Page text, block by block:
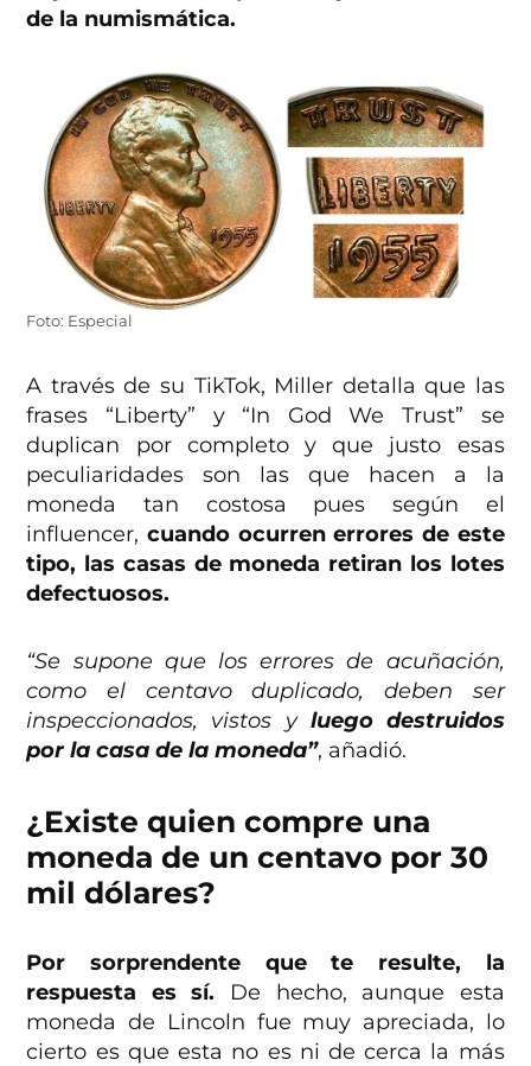
de la numismática.
Foto: Especial
A través de su TikTok, Miller detalla que las
frases “Liberty” y “In God We Trust” se
duplican por completo y que justo esas
peculiaridades son las que hacen a la
moneda tan costosa pues según el
influencer,cuando ocurren errores de este
tipo, las casas de moneda retiran los lotes
defectuosos.
“Se supone que los errores de acuñación,
como el centavo duplicado, deben ser
inspeccionados, vistos y luego destruidos
por la casa de la moneda”, añadió.
¿Existe quien compre una
moneda de un centavo por 30
mil dólares?
Por sorprendente que te resulte, la
respuesta es sí. De hecho, aunque esta
moneda de Lincoln fue muy apreciada, lo
cierto es que esta no es ni de cerca la más